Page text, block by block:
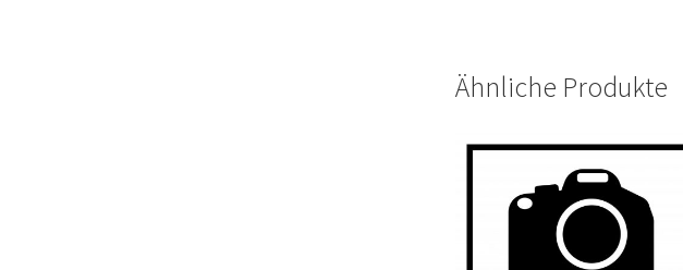
Ähnliche Produkte